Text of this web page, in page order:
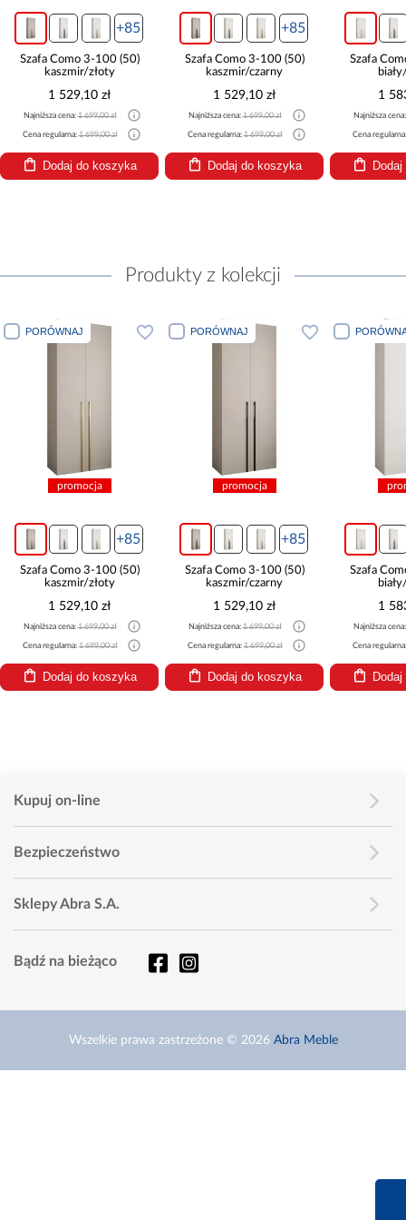
+85
Szafa Como 3-100 (50)
kaszmir/złoty
1 529,10 zł
Najniższa cena:1 699,00 zł
Cena regularna:1 699,00 zł
Dodaj do koszyka
+85
Szafa Como 3-100 (50)
kaszmir/czarny
1 529,10 zł
Najniższa cena:1 699,00 zł
Cena regularna:1 699,00 zł
Dodaj do koszyka
Szafa
1
Najniższa
Cena
Produkty z kolekcji
PORÓWNAJ
promocja
+85
Szafa Como 3-100 (50)
kaszmir/złoty
1 529,10 zł
Najniższa cena:1 699,00 zł
Cena regularna:1 699,00 zł
Dodaj do koszyka
PORÓWNAJ
promocja
+85
Szafa Como 3-100 (50)
kaszmir/czarny
1 529,10 zł
Najniższa cena:1 699,00 zł
Cena regularna:1 699,00 zł
Dodaj do koszyka
Szafa
1
Najniższa
Cena
Kupuj on-line
Bezpieczeństwo
Sklepy Abra S.A.
Bądź na bieżąco
Wszelkie prawa zastrzeżone © 2026 Abra Meble